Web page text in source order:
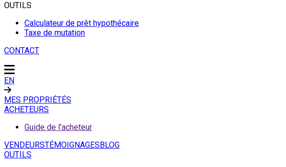
OUTILS
Calculateur de prêt hypothécaire
Taxe de mutation
CONTACT
EN
MES PROPRIÉTÉS
ACHETEURS
Guide de l'acheteur
VENDEURSTÉMOIGNAGESBLOG
OUTILS